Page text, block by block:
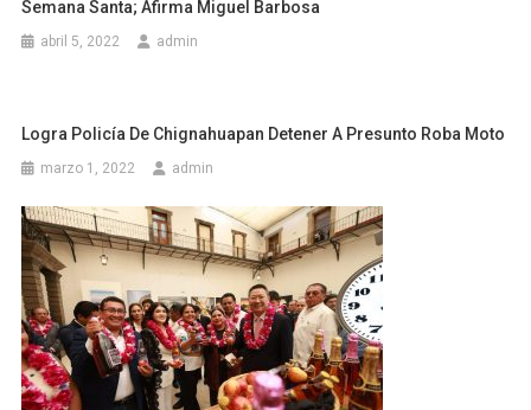
Semana Santa; Afirma Miguel Barbosa
abril 5, 2022 admin
Logra Policía De Chignahuapan Detener A Presunto Roba Moto
marzo 1, 2022 admin